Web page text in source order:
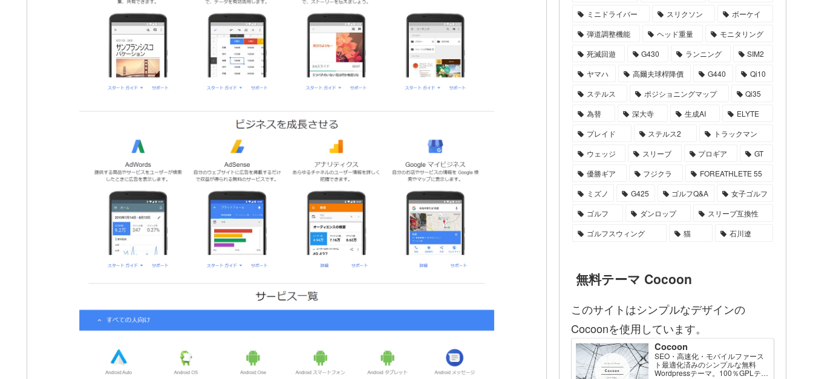
ミニドライバー
スリクソン
ボーケイ
弾道調整機能
ヘッド重量
モニタリング
死滅回遊
G430 ランニング
SIM2
ヤマハ
高爾夫球桿降價 G440
Qi10
ステルス
ポジショニングマップ
Qi35
為替
深大寺 生成AI
ELYTE
プレイド
ステルス2
トラックマン
ウェッジ
スリーブ プロギア
GT
優勝ギア
フジクラ
FOREATHLETE 55
ミズノ
G425 ゴルフQ&A
女子ゴルフ
ゴルフ
ダンロップ
スリーブ互換性
ゴルフスウィング
猫 石川遼
無料テーマ Cocoon
このサイトはシンプルなデザインの
Cocoonを使用しています。
Cocoon
SEO・高速化・モバイルファース
ト最適化済みのシンプルな無料
Wordpressテーマ。100％GPLテー